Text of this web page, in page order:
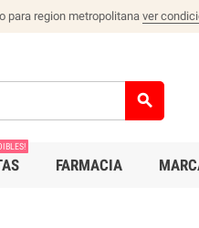
para region metropolitana ver
search
FARMACIA